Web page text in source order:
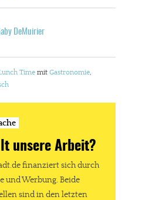
DeMuirier
Time mit Gastronomie,
unsere Arbeit?
finanziert sich durch
und Werbung. Beide
sind in den letzten